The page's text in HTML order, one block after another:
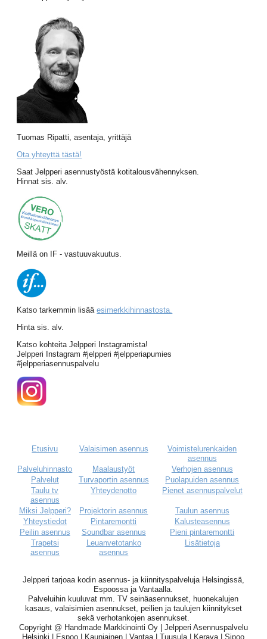
Tuomas Ripatti, asentaja, yrittäjä
Ota yhteyttä tästä!
Saat Jelpperi asennustyöstä kotitalousvähennyksen.
Hinnat sis. alv.
Meillä on IF - vastuuvakuutus.
Katso tarkemmin lisääesimerkkihinnastosta.
Hinta sis. alv.
Katso kohteita Jelpperi Instagramista!
Jelpperi Instagram #jelpperi #jelpperiapumies
#jelpperiasennuspalvelu
Etusivu Valaisimen asennus
Voimistelurenkaiden
asennus
Palveluhinnasto
Maalaustyöt
Verhojen asennus
Palvelut
Turvaportin asennus
Puolapuiden asennus
Taulu tv
asennus
Yhteydenotto Pienet asennuspalvelut
Miksi Jelpperi? Projektorin asennus
Taulun asennus
Yhteystiedot
Pintaremontti
Kalusteasennus
Peilin asennus
Soundbar asennus
Pieni pintaremontti
Trapetsi
asennus
Leuanvetotanko
asennus
Lisätietoja
Jelpperi tarjoaa kodin asennus- ja kiinnityspalveluja Helsingissä,
Espoossa ja Vantaalla.
Palveluihin kuuluvat mm. TV seinäasennukset, huonekalujen
kasaus, valaisimien asennukset, peilien ja taulujen kiinnitykset
sekä verhotankojen asennukset.
Copyright @ Handmade Markkinointi Oy | Jelpperi Asennuspalvelu
Helsinki | Espoo | Kauniainen | Vantaa | Tuusula | Kerava | Sipoo